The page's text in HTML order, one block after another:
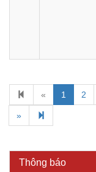
« 1 2
»
Thông báo
Kế hoạch Kiểm
Thông báo Về
công chức để xử
KL/TW ngày 08/
dụng công chức
KL/TW ngày 08/